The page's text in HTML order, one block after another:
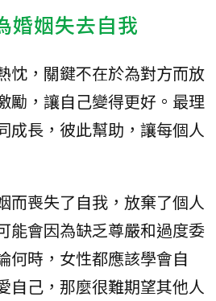
婚姻失去自我
忱，關鍵不在於為對方而放
勵，讓自己變得更好。最理
成長，彼此幫助，讓每個人
而喪失了自我，放棄了個人
能會因為缺乏尊嚴和過度委
何時，女性都應該學會自
自己，那麼很難期望其他人